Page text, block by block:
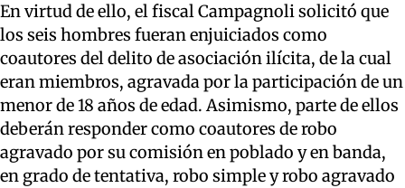
En virtud de ello, el fiscal Campagnoli solicitó que
los seis hombres fueran enjuiciados como
coautores del delito de asociación ilícita, de la cual
eran miembros, agravada por la participación de un
menor de 18 años de edad. Asimismo, parte de ellos
deberán responder como coautores de robo
agravado por su comisión en poblado y en banda,
en grado de tentativa, robo simple y robo agravado